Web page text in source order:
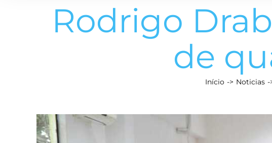
Rodrigo
de
Início Noticias
View
Larger